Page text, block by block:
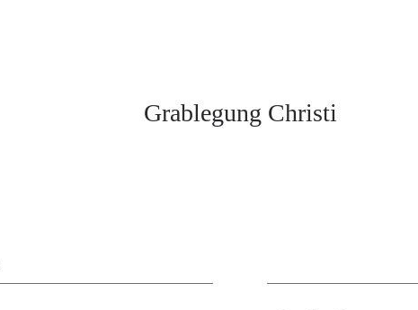
Grablegung Christi